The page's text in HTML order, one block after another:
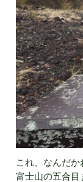
これ、なんだか
富士山の五合